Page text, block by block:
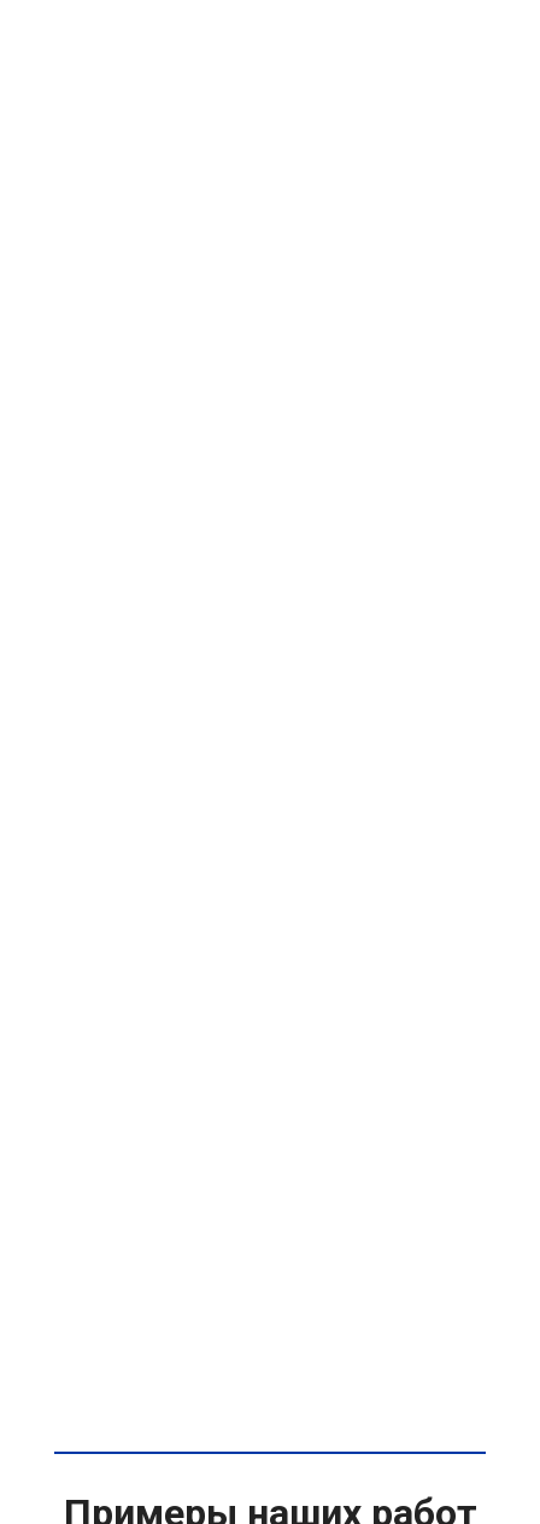
Примеры наших работ